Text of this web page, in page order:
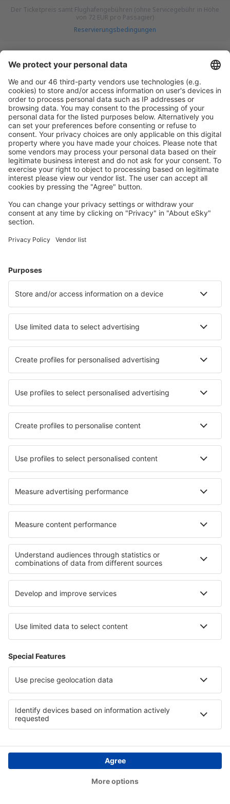
Der Ticketpreis samt Flughafengebühren (ohne Servicegebühr in Höhe
von 72 EUR pro Passagier)
Reservierungsbedingungen
Erstelle einen Preisalarm für Flüge von
Fuhlsbuttel nachPalma de Mallorca Airport!
Wir haben für Dich mehr Angebote gefunden
Danzig
31EUR
35EUR
Zeige andere Angebote
Sparen Sie Zeit und Geld.
Buchen Sie Flug+Hotel auf
eSkytravel.de!
Prüfen
Laden Sie unsere App herunterund planen
Sie Ihre Reisen
Flüge
Kurzurlaub
Urlaub